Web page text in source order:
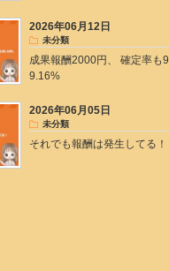
2026年06月12日
未分類
成果報酬2000円、 確定率も9
9.16%
2026年06月05日
未分類
それでも報酬は発生してる！